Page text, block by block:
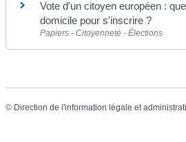
Vote d'un citoyen européen :
domicile pour s'inscrire ?
Papiers - Citoyenneté - Élections
© Direction de l'information légale et